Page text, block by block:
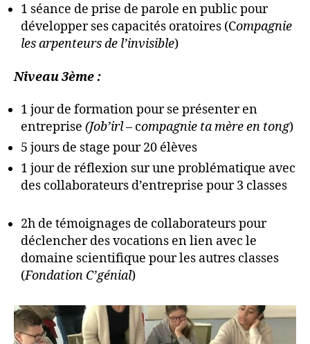
1 séance de prise de parole en public pour
développer ses capacités oratoires (Compagnie
les arpenteurs de l’invisible)
Niveau 3ème :
1 jour de formation pour se présenter en
entreprise (Job’irl –compagnie ta mère en tong)
5 jours de stage pour 20 élèves
1 jour de réflexion sur une problématique avec
des collaborateurs d’entreprise pour 3 classes
2h de témoignages de collaborateurs pour
déclencher des vocations en lien avec le
domaine scientifique pour les autres classes
(Fondation C’génial)